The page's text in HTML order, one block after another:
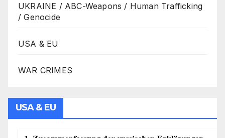
UKRAINE / ABC-Weapons / Human Trafficking
/ Genocide
USA & EU
WAR CRIMES
USA & EU